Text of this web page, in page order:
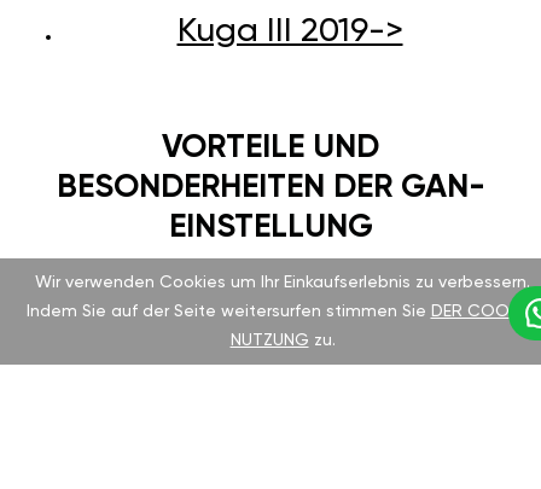
Kuga III 2019->
VORTEILE UND
BESONDERHEITEN DER GAN-
EINSTELLUNG
Wir verwenden Cookies um Ihr Einkaufserlebnis zu verbessern.
Indem Sie auf der Seite weitersurfen stimmen Sie DER COOKIE-
NUTZUNG zu.